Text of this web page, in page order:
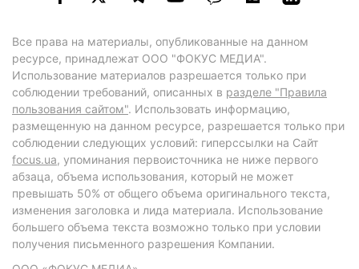
Все права на материалы, опубликованные на данном
ресурсе, принадлежат ООО "ФОКУС МЕДИА".
Использование материалов разрешается только при
соблюдении требований, описанных в разделе "Правила
пользования сайтом". Использовать информацию,
размещенную на данном ресурсе, разрешается только при
соблюдении следующих условий: гиперссылки на Сайт
focus.ua, упоминания первоисточника не ниже первого
абзаца, объема использования, который не может
превышать 50% от общего объема оригинального текста,
изменения заголовка и лида материала. Использование
большего объема текста возможно только при условии
получения письменного разрешения Компании.